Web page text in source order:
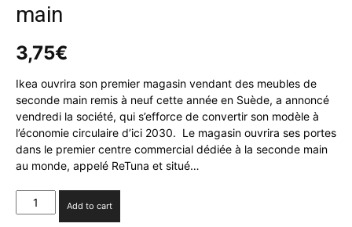
main
3,75€
Ikea ouvrira son premier magasin vendant des meubles de
seconde main remis à neuf cette année en Suède, a annoncé
vendredi la société, qui s’efforce de convertir son modèle à
l’économie circulaire d’ici 2030. Le magasin ouvrira ses portes
dans le premier centre commercial dédiée à la seconde main
au monde, appelé ReTuna et situé…
Ikea
ouvre
Add to cart